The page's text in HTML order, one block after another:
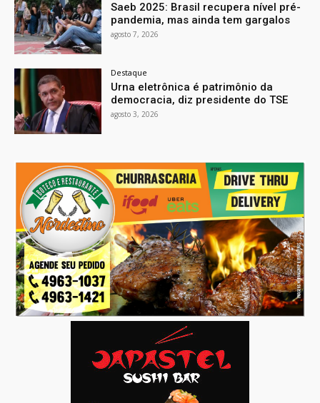
Saeb 2025: Brasil recupera nível pré-
pandemia, mas ainda tem gargalos
agosto 7, 2026
Destaque
Urna eletrônica é patrimônio da
democracia, diz presidente do TSE
agosto 3, 2026